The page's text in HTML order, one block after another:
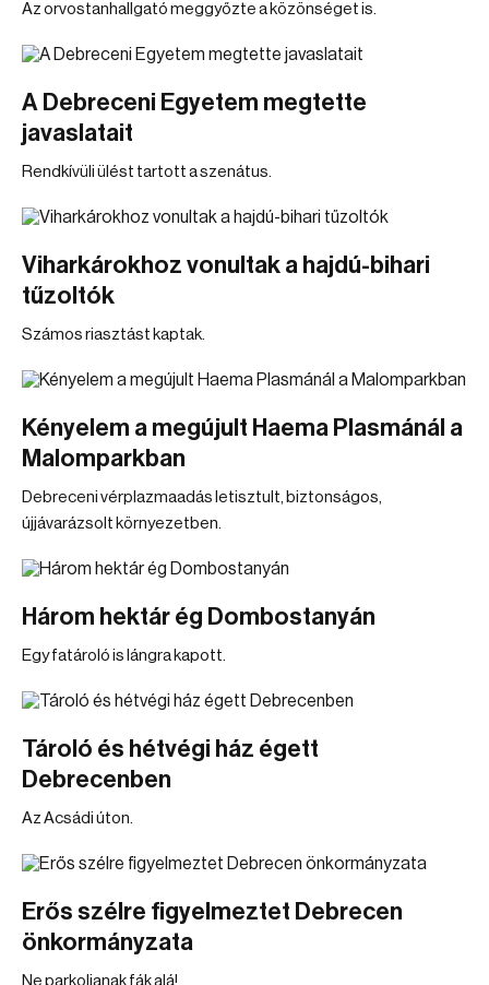
Az orvostanhallgató meggyőzte a közönséget is.
A Debreceni Egyetem megtette
javaslatait
Rendkívüli ülést tartott a szenátus.
Viharkárokhoz vonultak a hajdú-bihari
tűzoltók
Számos riasztást kaptak.
Kényelem a megújult Haema Plasmánál a
Malomparkban
Debreceni vérplazmaadás letisztult, biztonságos,
újjávarázsolt környezetben.
Három hektár ég Dombostanyán
Egy fatároló is lángra kapott.
Tároló és hétvégi ház égett
Debrecenben
Az Acsádi úton.
Erős szélre figyelmeztet Debrecen
önkormányzata
Ne parkoljanak fák alá!